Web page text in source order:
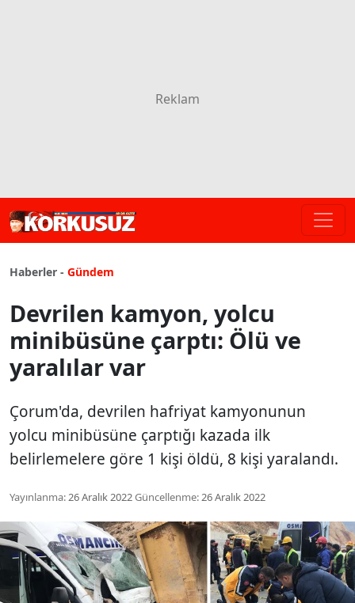
Haberler - Gündem
Devrilen kamyon, yolcu
minibüsüne çarptı: Ölü ve
yaralılar var
Çorum'da, devrilen hafriyat kamyonunun
yolcu minibüsüne çarptığı kazada ilk
belirlemelere göre 1 kişi öldü, 8 kişi yaralandı.
Yayınlanma:26 Aralık 2022Güncellenme:26 Aralık 2022